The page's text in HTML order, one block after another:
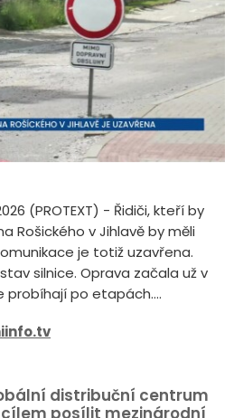
(PROTEXT) - Řidiči, kteří by
Rošického v Jihlavě by měli
je totiž uzavřena.
silnice. Oprava začala už v
probíhají po etapách....
distribuční centrum
posílit mezinárodní